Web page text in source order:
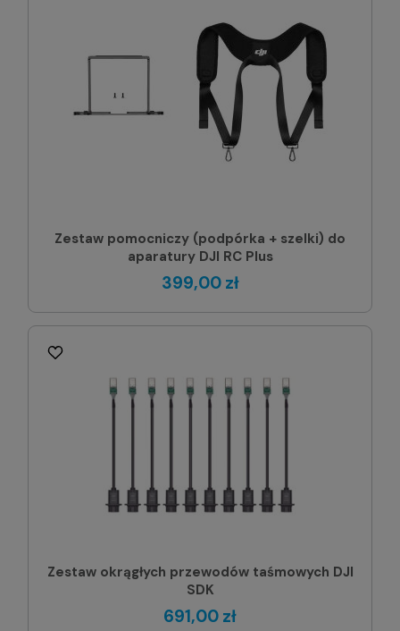
Zestaw pomocniczy (podpórka + szelki) do
aparatury DJI RC Plus
399,00 zł
Zestaw okrągłych przewodów taśmowych DJI
SDK
691,00 zł